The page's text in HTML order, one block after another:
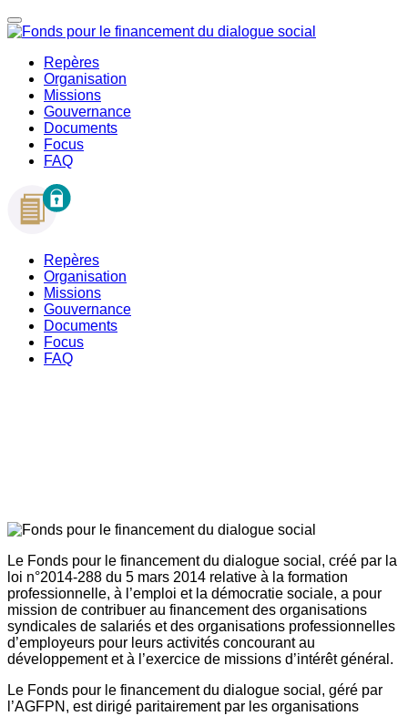
Repères
Organisation
Missions
Gouvernance
Documents
Focus
FAQ
Repères
Organisation
Missions
Gouvernance
Documents
Focus
FAQ
Le Fonds pour le financement du dialogue social, créé par la
loi n°2014-288 du 5 mars 2014 relative à la formation
professionnelle, à l’emploi et la démocratie sociale, a pour
mission de contribuer au financement des organisations
syndicales de salariés et des organisations professionnelles
d’employeurs pour leurs activités concourant au
développement et à l’exercice de missions d’intérêt général.
Le Fonds pour le financement du dialogue social, géré par
l’AGFPN, est dirigé paritairement par les organisations